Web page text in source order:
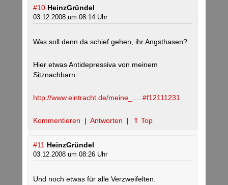
#10 HeinzGründel
03.12.2008 um 08:14 Uhr
Was soll denn da schief gehen, ihr Angsthasen?
Hier etwas Antidepressiva von meinem
Sitznachbarn
http://www.eintracht.de/meine_.....#f12111231
Kommentieren | Antworten | ⇑ Top
#11 HeinzGründel
03.12.2008 um 08:26 Uhr
Und noch etwas für alle Verzweifelten.